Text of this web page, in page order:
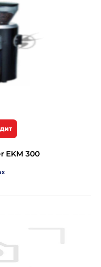
EKM 300